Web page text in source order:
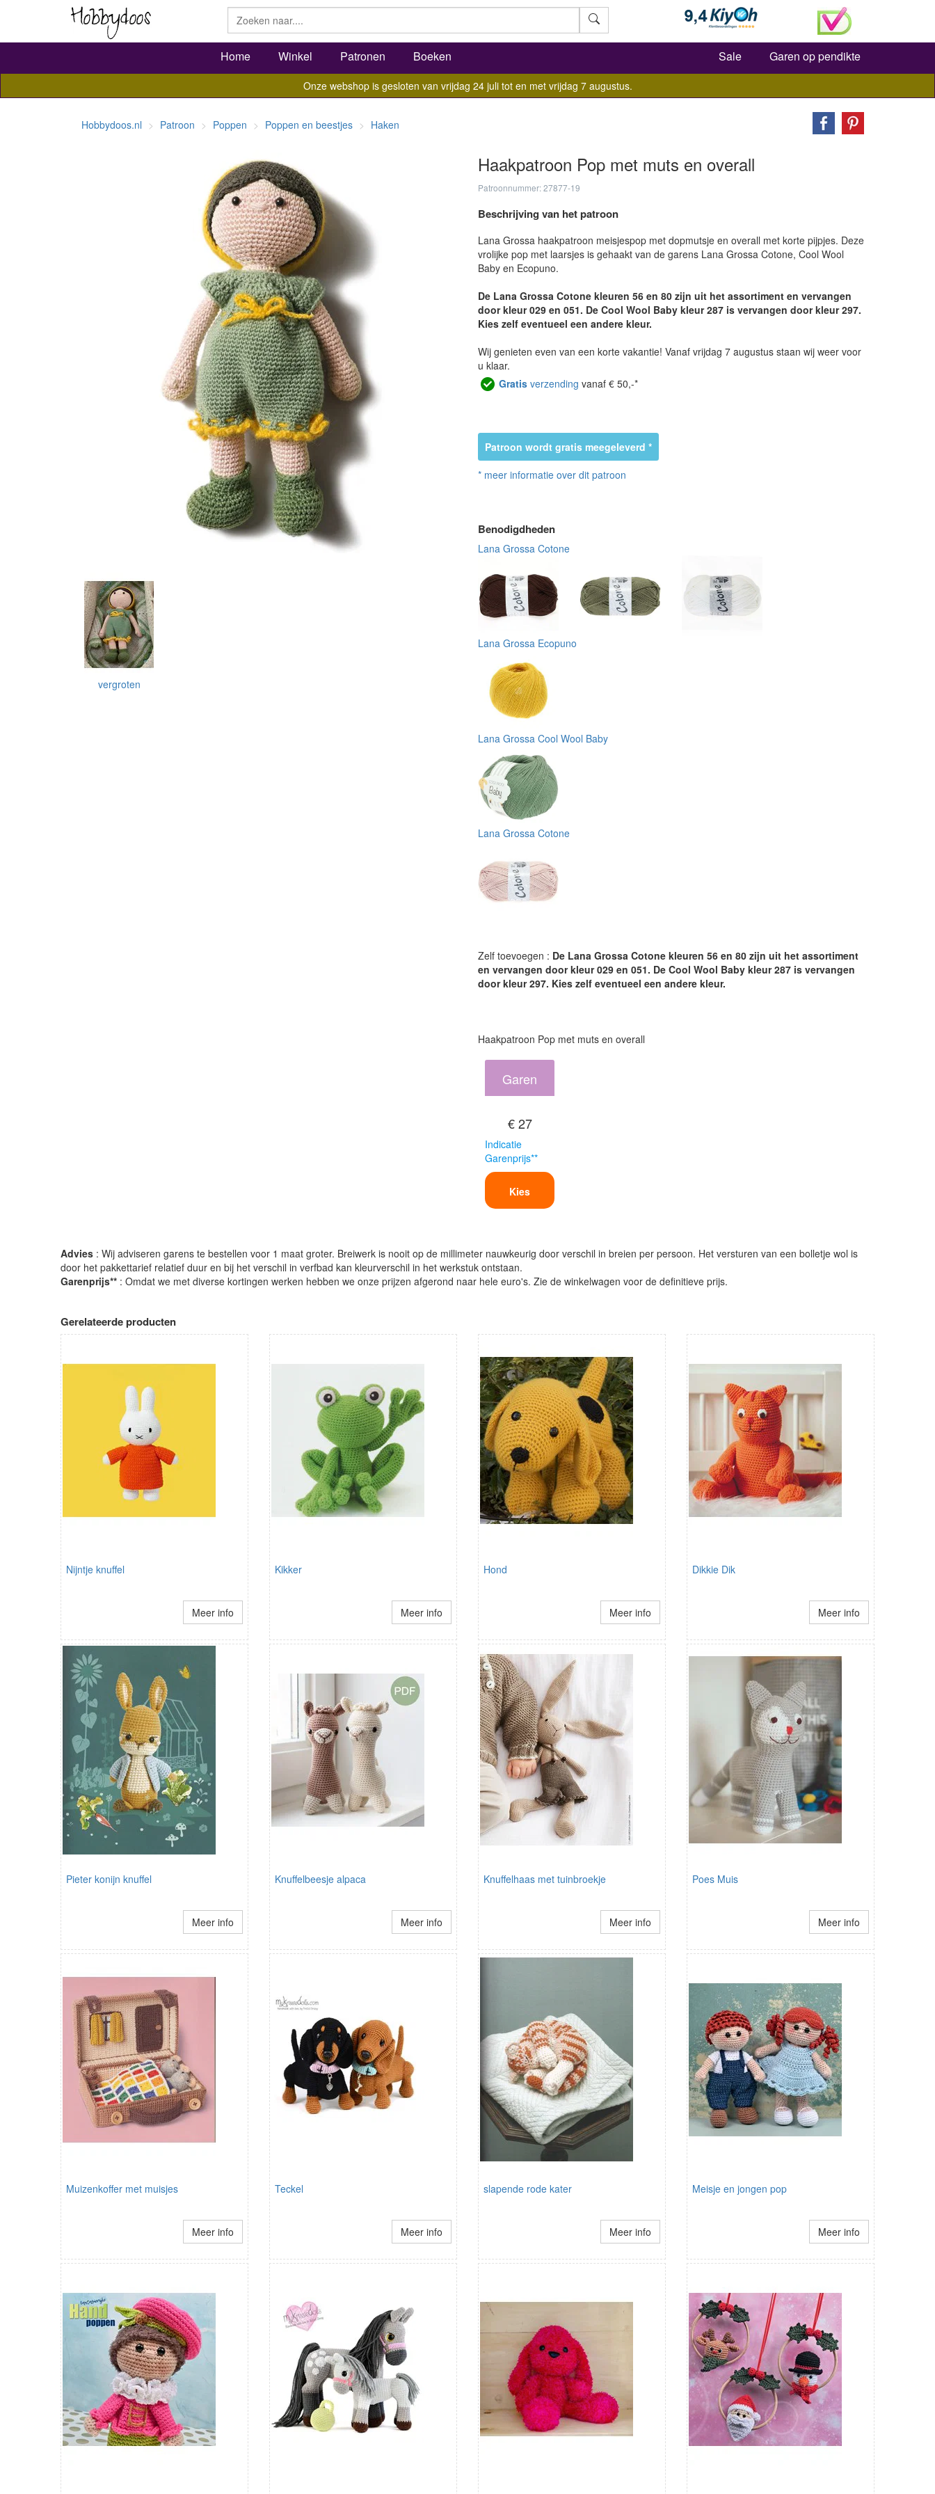
Zoeken
Home Winkel Patronen Boeken Sale Garen op pendikte
Onze webshop is gesloten van vrijdag 24 juli tot en met vrijdag 7 augustus.
Hobbydoos.nl Patroon Poppen Poppen en beestjes Haken
vergroten
Haakpatroon Pop met muts en overall
Patroonnummer: 27877-19
Beschrijving van het patroon
Lana Grossa haakpatroon meisjespop met dopmutsje en overall met korte pijpjes. Deze
vrolijke pop met laarsjes is gehaakt van de garens Lana Grossa Cotone, Cool Wool
Baby en Ecopuno.
De Lana Grossa Cotone kleuren 56 en 80 zijn uit het assortiment en vervangen
door kleur 029 en 051. De Cool Wool Baby kleur 287 is vervangen door kleur 297.
Kies zelf eventueel een andere kleur.
Wij genieten even van een korte vakantie! Vanaf vrijdag 7 augustus staan wij weer voor
u klaar.
Gratis verzending vanaf € 50,-*
Patroon wordt gratis meegeleverd *
* meer informatie over dit patroon
Benodigdheden
Lana Grossa Cotone
Lana Grossa Ecopuno
Lana Grossa Cool Wool Baby
Lana Grossa Cotone
Zelf toevoegen : De Lana Grossa Cotone kleuren 56 en 80 zijn uit het assortiment
en vervangen door kleur 029 en 051. De Cool Wool Baby kleur 287 is vervangen
door kleur 297. Kies zelf eventueel een andere kleur.
Haakpatroon Pop met muts en overall
Garen
€ 27
Indicatie
Garenprijs**
Kies
Advies : Wij adviseren garens te bestellen voor 1 maat groter. Breiwerk is nooit op de millimeter nauwkeurig door verschil in breien per persoon. Het versturen van een bolletje wol is
door het pakkettarief relatief duur en bij het verschil in verfbad kan kleurverschil in het werkstuk ontstaan.
Garenprijs** : Omdat we met diverse kortingen werken hebben we onze prijzen afgerond naar hele euro's. Zie de winkelwagen voor de definitieve prijs.
Gerelateerde producten
Nijntje knuffel
Meer info
Kikker
Meer info
Hond
Meer info
Dikkie Dik
Meer info
Pieter konijn knuffel
Meer info
Knuffelbeesje alpaca
Meer info
Knuffelhaas met tuinbroekje
Meer info
Poes Muis
Meer info
Muizenkoffer met muisjes
Meer info
Teckel
Meer info
slapende rode kater
Meer info
Meisje en jongen pop
Meer info